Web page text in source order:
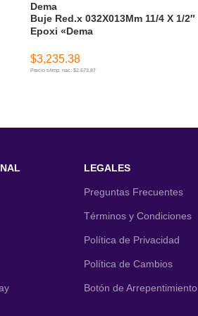
Buje Red.x 032X013Mm 11/4 X 1/2″
Epoxi «Dema
Dema
$3,235.38
Precio s/imp. nac. $2.673,87
LEGALES
Preguntas Frecuentes
Términos y Condiciones
Política de Privacidad
Política de Cambios
Botón de Arrepentimiento